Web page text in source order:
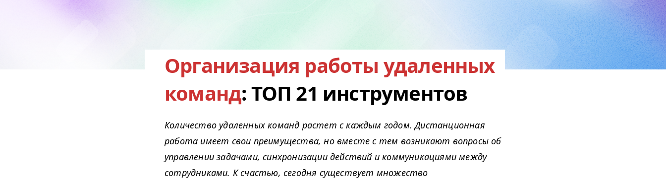
Организация работы удаленных
команд: ТОП 21 инструментов
Количество удаленных команд растет с каждым годом. Дистанционная
работа имеет свои преимущества, но вместе с тем возникают вопросы об
управлении задачами, синхронизации действий и коммуникациями между
сотрудниками. К счастью, сегодня существует множество